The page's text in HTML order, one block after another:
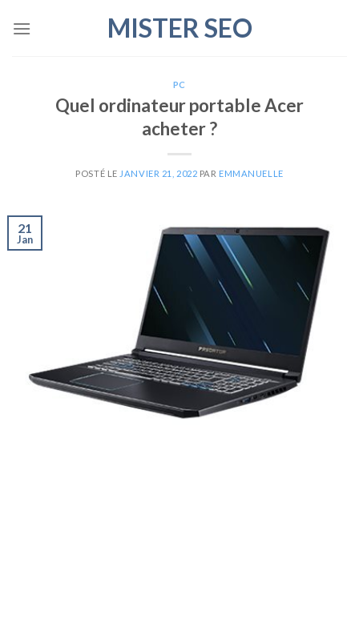
MISTER SEO
PC
Quel ordinateur portable Acer
acheter ?
POSTÉ LE JANVIER 21, 2022 PAR EMMANUELLE
21
Jan